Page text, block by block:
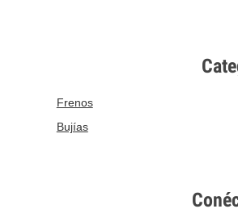
Frenos
Bujías